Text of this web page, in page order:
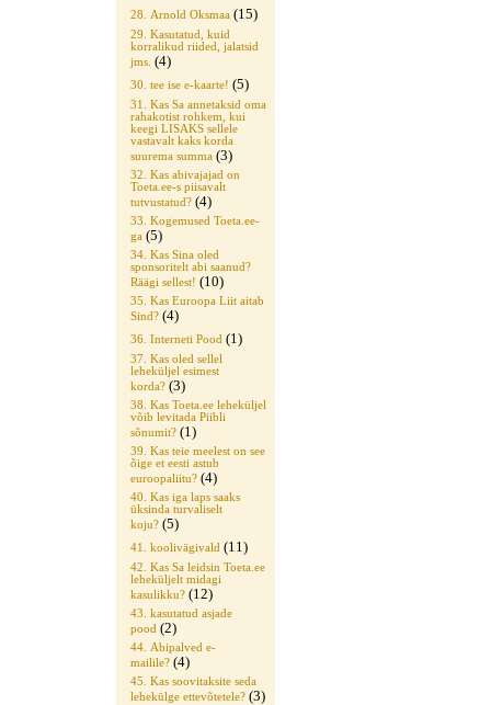
28. Arnold Oksmaa (15)
29. Kasutatud, kuid
korralikud riided, jalatsid
jms. (4)
30. tee ise e-kaarte! (5)
31. Kas Sa annetaksid oma
rahakotist rohkem, kui
keegi LISAKS sellele
vastavalt kaks korda
suurema summa (3)
32. Kas abivajajad on
Toeta.ee-s piisavalt
tutvustatud? (4)
33. Kogemused Toeta.ee-
ga (5)
34. Kas Sina oled
sponsoritelt abi saanud?
Räägi sellest! (10)
35. Kas Euroopa Liit aitab
Sind? (4)
36. Interneti Pood (1)
37. Kas oled sellel
leheküljel esimest
korda? (3)
38. Kas Toeta.ee leheküljel
võib levitada Piibli
sõnumit? (1)
39. Kas teie meelest on see
õige et eesti astub
euroopaliitu? (4)
40. Kas iga laps saaks
üksinda turvaliselt
koju? (5)
41. koolivägivald (11)
42. Kas Sa leidsin Toeta.ee
leheküljelt midagi
kasulikku? (12)
43. kasutatud asjade
pood (2)
44. Abipalved e-
mailile? (4)
45. Kas soovitaksite seda
lehekülge ettevõtetele? (3)